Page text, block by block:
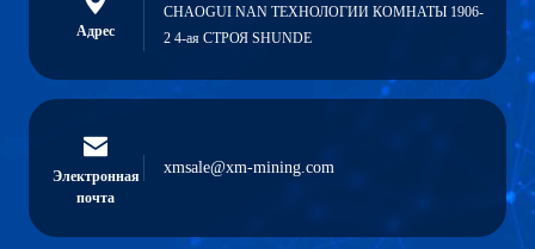
Адрес
CHAOGUI NAN ТЕХНОЛОГИИ КОМНАТЫ 1906-
2 4-ая СТРОЯ SHUNDE
Электронная
почта
xmsale@xm-mining.com